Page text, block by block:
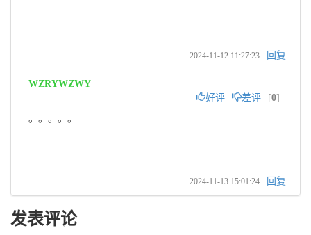
2024-11-12 11:27:23 回复
WZRYWZWY
好评
差评 [0]
。。。。。
2024-11-13 15:01:24 回复
发表评论